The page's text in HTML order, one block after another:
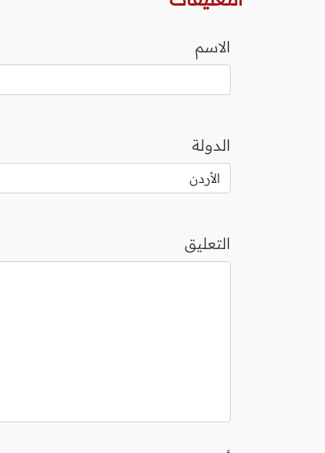
الاسم
الدولة
التعليق